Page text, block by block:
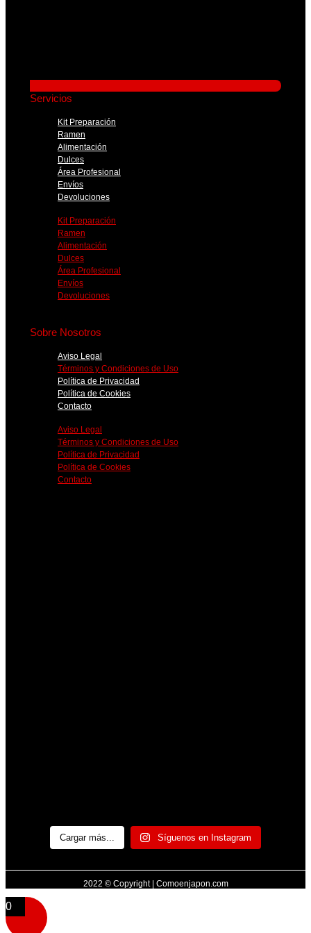
Servicios
Kit Preparación
Ramen
Alimentación
Dulces
Área Profesional
Envíos
Devoluciones
Kit Preparación
Ramen
Alimentación
Dulces
Área Profesional
Envíos
Devoluciones
Sobre Nosotros
Aviso Legal
Términos y Condiciones de Uso
Política de Privacidad
Política de Cookies
Contacto
Aviso Legal
Términos y Condiciones de Uso
Política de Privacidad
Política de Cookies
Contacto
Cargar más... Síguenos en Instagram
2022 © Copyright | Comoenjapon.com
0